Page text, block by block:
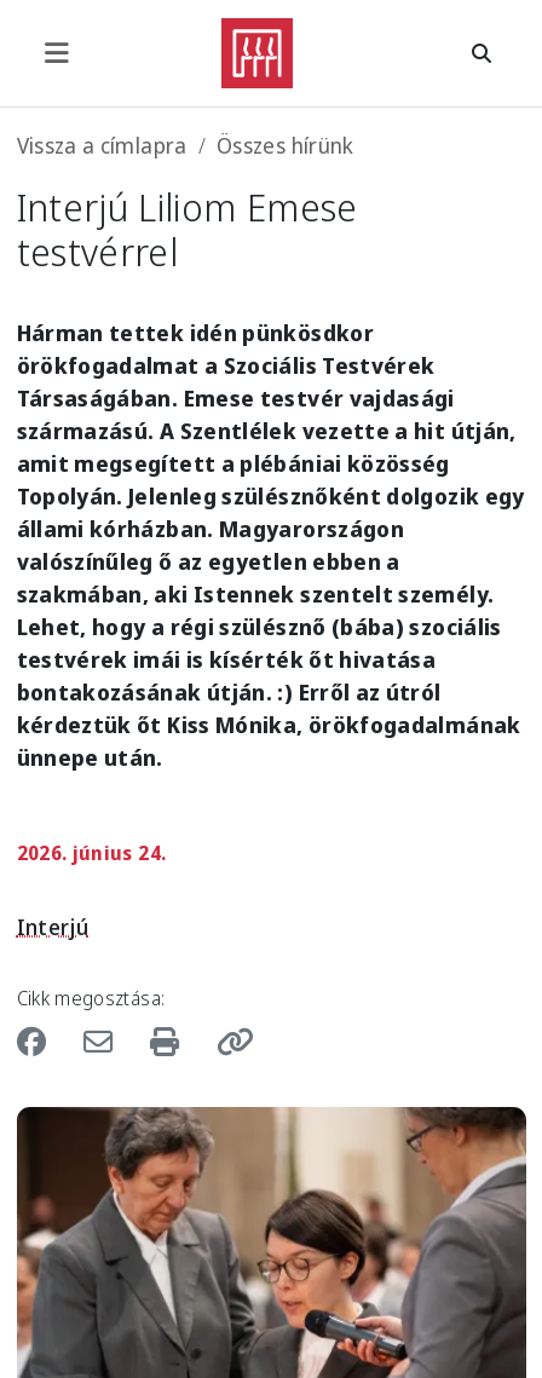
Morzsa
Vissza a címlapra Összes hírünk
Interjú Liliom Emese
testvérrel
Hárman tettek idén pünkösdkor
örökfogadalmat a Szociális Testvérek
Társaságában. Emese testvér vajdasági
származású. A Szentlélek vezette a hit útján,
amit megsegített a plébániai közösség
Topolyán. Jelenleg szülésznőként dolgozik egy
állami kórházban. Magyarországon
valószínűleg ő az egyetlen ebben a
szakmában, aki Istennek szentelt személy.
Lehet, hogy a régi szülésznő (bába) szociális
testvérek imái is kísérték őt hivatása
bontakozásának útján. :) Erről az útról
kérdeztük őt Kiss Mónika, örökfogadalmának
ünnepe után.
2026. június 24.
Interjú
Cikk megosztása:
Image